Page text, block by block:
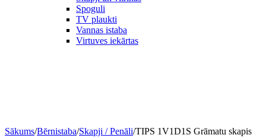
Spoguli
TV plaukti
Vannas istaba
Virtuves iekārtas
Sākums/Bērnistaba/Skapji / Penāli/TIPS 1V1D1S Grāmatu skapis